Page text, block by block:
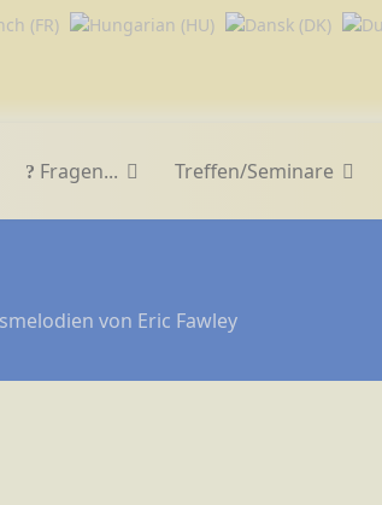
Fragen... Treffen/Seminare
von Eric Fawley